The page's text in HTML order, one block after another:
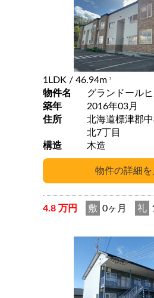
1LDK / 46.94m 2
物件名
グランドール
築年
2016年03月
住所
北海道標津郡
北7丁目
構造
木造
4.8 万円 敷 0ヶ月 礼